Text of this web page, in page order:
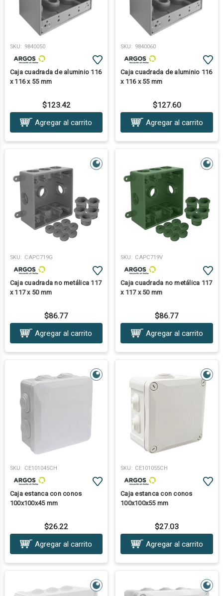
SKU: 9840050
Caja cuadrada de aluminio 116
x 116 x 55 mm
$123.42
Agregar al carrito
SKU: 9840060
Caja cuadrada de aluminio 116
x 116 x 55 mm
$127.60
Agregar al carrito
SKU: CAPC719G
Caja cuadrada no metálica 117
x 117 x 50 mm
$86.77
Agregar al carrito
SKU: CAPC719V
Caja cuadrada no metálica 117
x 117 x 50 mm
$86.77
Agregar al carrito
SKU: CE101045CH
Caja estanca con conos
100x100x45 mm
$26.22
Agregar al carrito
SKU: CE101055CH
Caja estanca con conos
100x100x55 mm
$27.03
Agregar al carrito